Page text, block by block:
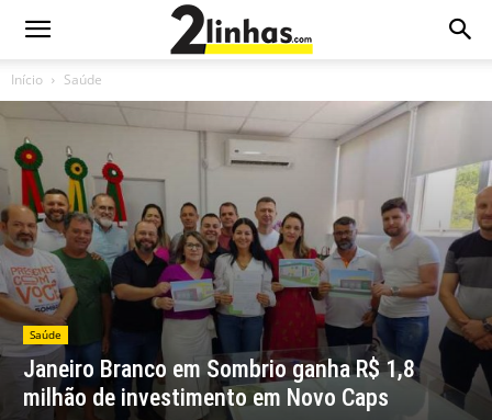
Início Saúde
Saúde
Janeiro Branco em Sombrio ganha R$ 1,8
milhão de investimento em Novo Caps